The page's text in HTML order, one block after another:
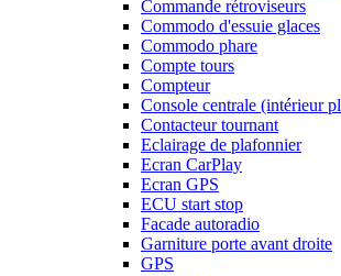
Commande rétroviseurs
Commodo d'essuie glaces
Commodo phare
Compte tours
Compteur
Console centrale (intérieur
Contacteur tournant
Eclairage de plafonnier
Ecran CarPlay
Ecran GPS
ECU start stop
Facade autoradio
Garniture porte avant droite
GPS